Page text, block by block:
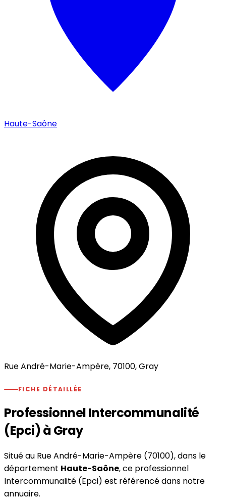
Haute-Saône
Rue André-Marie-Ampère, 70100, Gray
FICHE DÉTAILLÉE
Professionnel Intercommunalité
(Epci) à Gray
Situé au Rue André-Marie-Ampère (70100), dans le
département Haute-Saône, ce professionnel
Intercommunalité (Epci) est référencé dans notre
annuaire.